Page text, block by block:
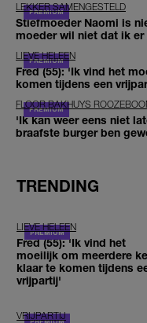
LEKKER SAMENGESTELD
Stiefmoeder Naomi is
moeder wil niet dat ik er
LIEVE HELEEN
Fred (55): 'Ik vind het
komen tijdens een
FLOOR BAKHUYS
'Ik kan weer eens niet
braafste burger ben
TRENDING
LIEVE HELEEN
Fred (55): 'Ik vind het
moeilijk om meerdere
klaar te komen tijdens
vrijpartij'
VRIJPARTIJ